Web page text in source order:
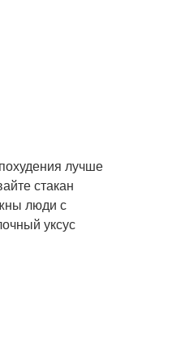
лучше
стакан
люди с
уксус